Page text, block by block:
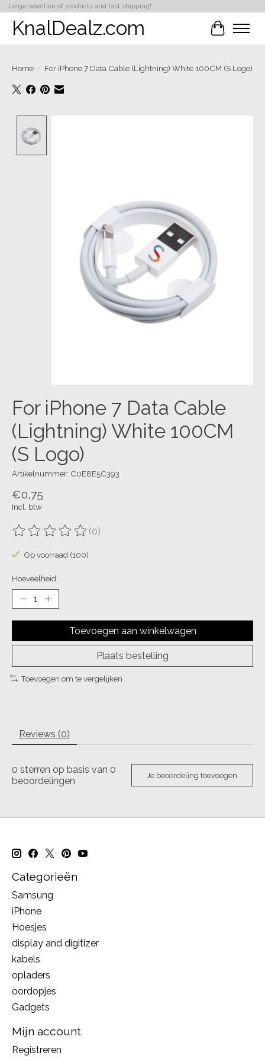
Large selection of products and fast shipping!
KnalDealz.com
Home / For iPhone 7 Data Cable (Lightning) White 100CM (S Logo)
For iPhone 7 Data Cable
(Lightning) White 100CM
(S Logo)
Artikelnummer: C0E8E5C393
€0,75
Incl. btw
De beoordeling van dit product is
(0)
Op voorraad (100)
Hoeveelheid:
Toevoegen aan winkelwagen
Plaats bestelling
Toevoegen om te vergelijken
Reviews (0)
0 sterren op basis van 0
beoordelingen
Je beoordeling toevoegen
Categorieën
Samsung
iPhone
Hoesjes
display and digitizer
kabels
opladers
oordopjes
Gadgets
Mijn account
Registreren